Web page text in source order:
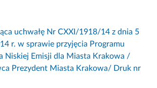
uchwałę Nr CXXI/1918/14 z dnia 5
r. w sprawie przyjęcia Programu
Niskiej Emisji dla Miasta Krakowa /
Prezydent Miasta Krakowa/ Druk nr